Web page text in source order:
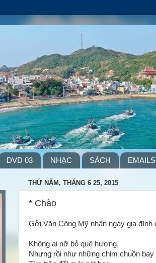
DVD 03 NHẠC SÁCH EMAILS
THỨ NĂM, THÁNG 6 25, 2015
* Chào
Gởi Văn Công Mỹ nhân ngày gia đình
Không ai nỡ bỏ quê hương,
Nhưng rồi như những chim chuồn bay